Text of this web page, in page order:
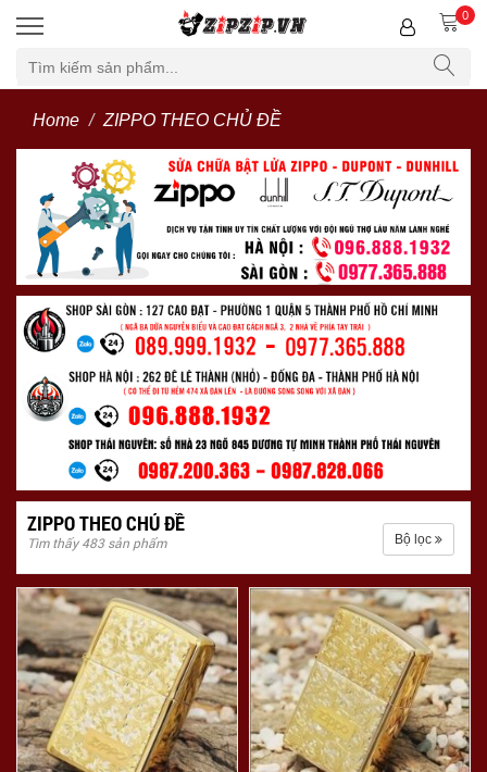
0
Home ZIPPO THEO CHỦ ĐỀ
ZIPPO THEO CHỦ ĐỀ
Tìm thấy 483 sản phẩm Bộ lọc